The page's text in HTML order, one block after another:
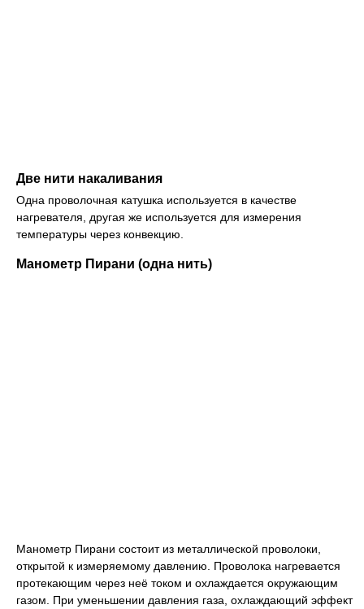
Две нити накаливания
Одна проволочная катушка используется в качестве
нагревателя, другая же используется для измерения
температуры через конвекцию.
Манометр Пирани (oдна нить)
Манометр Пирани состоит из металлической проволоки,
открытой к измеряемому давлению. Проволока нагревается
протекающим через неё током и охлаждается окружающим
газом. При уменьшении давления газа, охлаждающий эффект